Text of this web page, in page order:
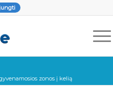
zonos į kelią